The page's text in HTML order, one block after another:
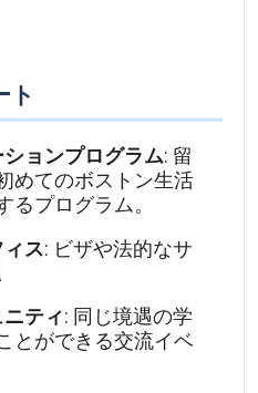
ト
ョンプログラム: 留
めてのボストン生活
るプログラム。
ィス: ビザや法的なサ
ティ: 同じ境遇の学
とができる交流イベ